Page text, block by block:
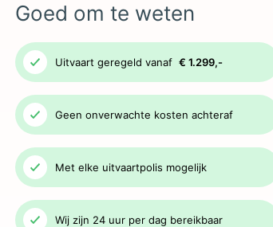
Goed om te weten
Uitvaart geregeld vanaf € 1.299,-
Geen onverwachte kosten achteraf
Met elke uitvaartpolis mogelijk
Wij zijn 24 uur per dag bereikbaar